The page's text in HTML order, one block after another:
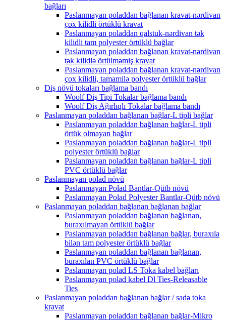
bağları
Paslanmayan poladdan bağlanan kravat-nərdivan
çox kilidli örtüklü kravat
Paslanmayan poladdan qalstuk-nərdivan tək
kilidli tam polyester örtüklü bağlar
Paslanmayan poladdan bağlanan kravat-nərdivan
tək kilidlə örtülməmiş kravat
Paslanmayan poladdan bağlanan kravat-nərdivan
çox kilidli, tamamilə polyester örtüklü bağlar
Diş növü tokaları bağlama bandı
Woolf Diş Tipi Tokalar bağlama bandı
Woolf Diş Ağırlıqlı Tokalar bağlama bandı
Paslanmayan poladdan bağlanan bağlar-L tipli bağlar
Paslanmayan poladdan bağlanan bağlar-L tipli
örtük olmayan bağlar
Paslanmayan poladdan bağlanan bağlar-L tipli
polyester örtüklü bağlar
Paslanmayan poladdan bağlanan bağlar-L tipli
PVC örtüklü bağlar
Paslanmayan polad növü
Paslanmayan Polad Bantlar-Qütb növü
Paslanmayan Polad Polyester Bantlar-Qütb növü
Paslanmayan poladdan bağlanan bağlanan bağlar
Paslanmayan poladdan bağlanan bağlanan,
buraxılmayan örtüklü bağlar
Paslanmayan poladdan bağlanan bağlar, buraxıla
bilən tam polyester örtüklü bağlar
Paslanmayan poladdan bağlanan bağlanan,
buraxılan PVC örtüklü bağlar
Paslanmayan polad LS Toka kabel bağları
Paslanmayan polad kabel Dl Ties-Releasable
Ties
Paslanmayan poladdan bağlanan bağlar / sadə toka
kravat
Paslanmayan poladdan bağlanan bağlar-Mikro